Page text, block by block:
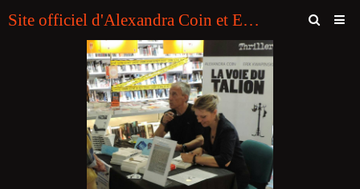
Site officiel d'Alexandra Coin et Erik Kwapinski (Editions SOUNY. "Plumes Noires")
ABONNEMENT A LA NEWSLETTER DES AUTEURS
Bookmaker Hors Arjel Pour Francais